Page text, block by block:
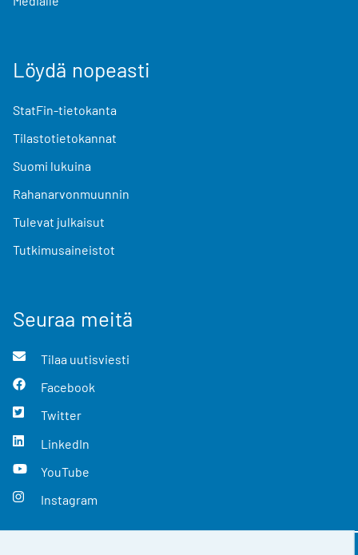
Löydä nopeasti
StatFin-tietokanta
Tilastotietokannat
Suomi lukuina
Rahanarvonmuunnin
Tulevat julkaisut
Tutkimusaineistot
Seuraa meitä
Tilaa uutisviesti
Facebook
Twitter
LinkedIn
YouTube
Instagram